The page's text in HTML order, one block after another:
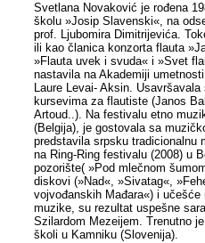
Svetlana Novaković je rođena
školu »Josip Slavenski«, na
prof. Ljubomira Dimitrijevića.
ili kao članica konzorta flauta
»Flauta uvek i svuda« i »Svet
nastavila na Akademiji
Laure Levai- Aksin.
kursevima za flautiste (Janos
Artoud..). Na festivalu etno
(Belgija), je gostovala sa
predstavila srpsku tradicionalnu
na Ring-Ring festivalu (2008) u
pozorište( »Pod mlečnom
diskovi (»Nad«, »Sivatag«,
vojvođanskih Mađara«) i
muzike, su rezultat uspešne
Szilardom Mezeijem. Trenutno
školi u Kamniku (Slovenija).